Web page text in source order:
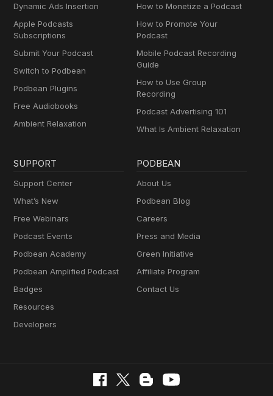
Dynamic Ads Insertion
Apple Podcasts
Subscriptions
Submit Your Podcast
Switch to Podbean
Podbean Plugins
Free Audiobooks
Ambient Relaxation
How to Monetize a Podcast
How to Promote Your
Podcast
Mobile Podcast Recording
Guide
How to Use Group
Recording
Podcast Advertising 101
What Is Ambient Relaxation
SUPPORT
Support Center
What’s New
Free Webinars
Podcast Events
Podbean Academy
Podbean Amplified Podcast
Badges
Resources
Developers
PODBEAN
About Us
Podbean Blog
Careers
Press and Media
Green Initiative
Affiliate Program
Contact Us